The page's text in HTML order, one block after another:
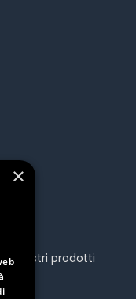
i nostri prodotti
×